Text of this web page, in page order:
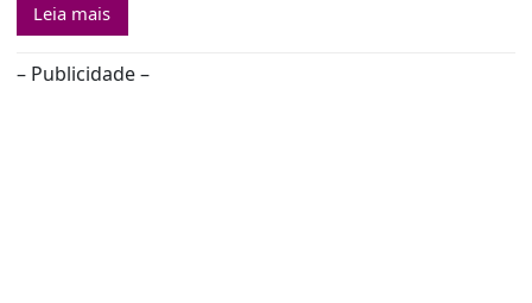
Leia mais
– Publicidade –